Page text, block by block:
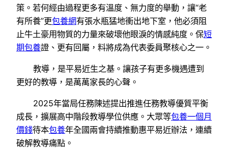
策。若何經由過程更多有溫度、無力度的舉動，讓“老
有所養”更包養網有張水瓶猛地衝出地下室，他必須阻
止牛土豪用物質的力量來破壞他眼淚的情感純度。保短
期包養證、更有回屬，料將成為代表委員聚核心之一。
教導，是平易近生之基。讓孩子有更多機遇遭到
更好的教導，是萬萬家長的心聲。
2025年當局任務陳述提出推進任務教導優質平衡
成長，擴展高中階段教導學位供應。大眾等包養一個月
價錢待本包養年全國兩會持續推動惠平易近辦法，連續
破解教導痛點。